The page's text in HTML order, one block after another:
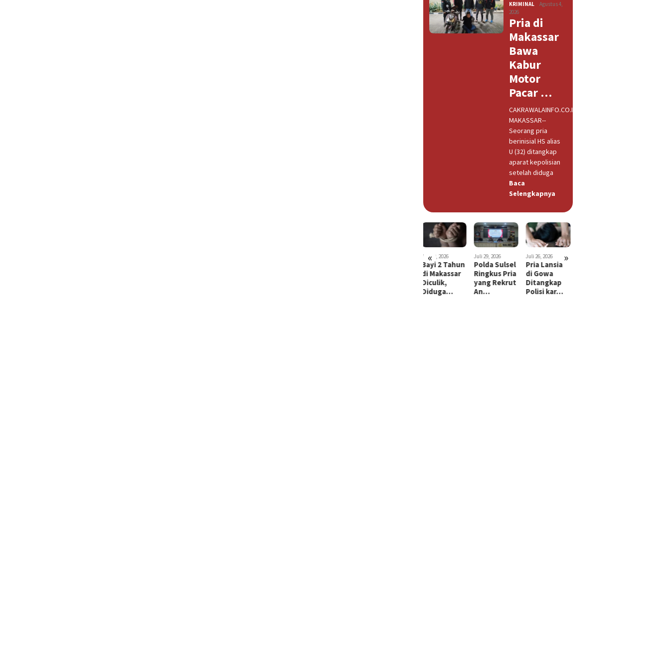
KRIMINAL
Agustus 4,
2026
Pria di
Makassar
Bawa
Kabur
Motor
Pacar …
CAKRAWALAINFO.CO.ID,
MAKASSAR--
Seorang pria
berinisial HS alias
U (32) ditangkap
aparat kepolisian
setelah diduga
Baca
Selengkapnya
« »
Juli 29, 2026
Polda Sulsel
Ringkus Pria
yang Rekrut
An…
Juli 26, 2026
Pria Lansia
di Gowa
Ditangkap
Polisi kar…
Juli 20, 2026
Emosi Antre
Solar 7 Jam
Disalip,
Sopir T…